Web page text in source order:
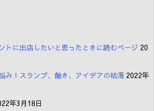
トに出店したいと思ったときに読むページ 20
み！スランプ、飽き、アイデアの枯渇 2022年
年3月18日